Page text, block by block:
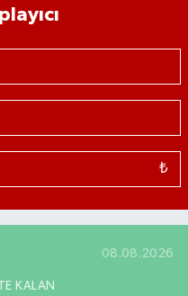
₺
08.08.2026
KALAN